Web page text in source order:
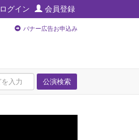
ログイン 会員登録
バナー広告お申込み
公演検索